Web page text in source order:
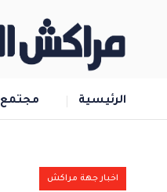
الرئيسية مجتمع
اخبار جهة مراكش